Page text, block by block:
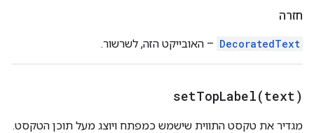
חזרה
DecoratedText – האובייקט הזה, לשרשור.
setTopLabel(text)
מגדיר את טקסט התווית שישמש כמפתח ויוצג מעל תוכן הטקסט.